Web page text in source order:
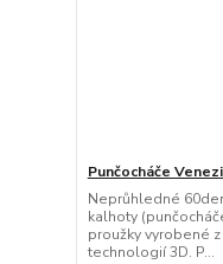
Punčocháče
Neprůhledné
kalhoty
proužky vyrobené
technologií 3D. P...